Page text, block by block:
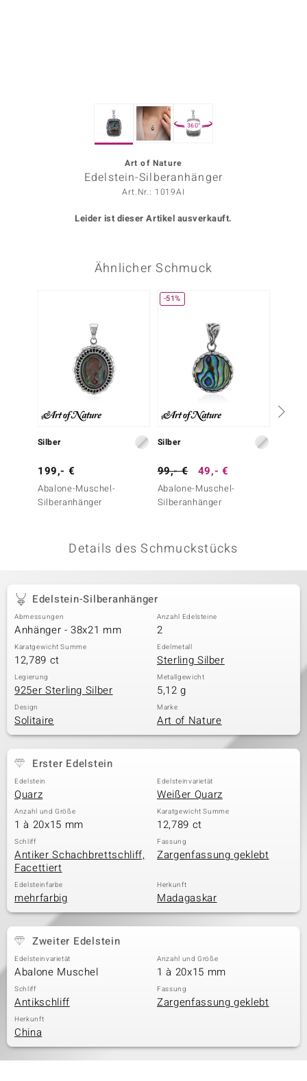
Collection
BY DE MELO
Classics
360°
Art of Nature
Edelstein-Silberanhänger
Art.Nr.: 1019AI
Leider ist dieser Artikel ausverkauft.
Ähnlicher Schmuck
Silber
199,- €
Abalone-Muschel-
Silberanhänger
-51%
Silber
99,- € 49,- €
Abalone-Muschel-
Silberanhänger
Details des Schmuckstücks
Edelstein-Silberanhänger
Abmessungen
Anhänger - 38x21 mm
Anzahl Edelsteine
2
Karatgewicht Summe
12,789 ct
Edelmetall
Sterling Silber
Legierung
925er Sterling Silber
Metallgewicht
5,12 g
Design
Solitaire
Marke
Art of Nature
Erster Edelstein
Edelstein
Quarz
Edelsteinvarietät
Weißer Quarz
Anzahl und Größe
1 à 20x15 mm
Karatgewicht Summe
12,789 ct
Schliff
Antiker Schachbrettschliff,
Facettiert
Fassung
Zargenfassung geklebt
Edelsteinfarbe
mehrfarbig
Herkunft
Madagaskar
Zweiter Edelstein
Edelsteinvarietät
Abalone Muschel
Anzahl und Größe
1 à 20x15 mm
Schliff
Antikschliff
Fassung
Zargenfassung geklebt
Herkunft
China